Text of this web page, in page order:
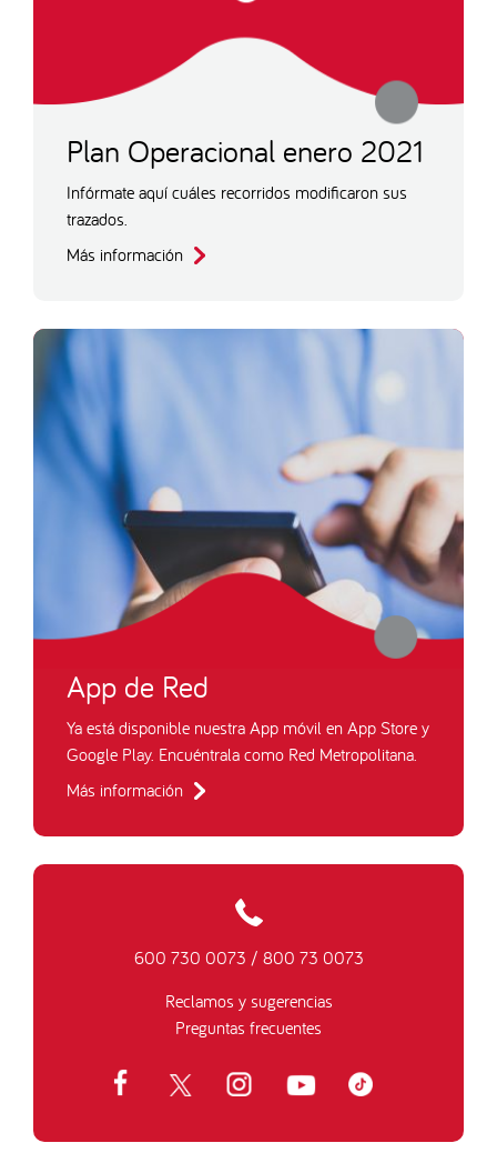
Plan Operacional enero 2021
Infórmate aquí cuáles recorridos modificaron sus
trazados.
Más información
App de Red
Ya está disponible nuestra App móvil en App Store y
Google Play. Encuéntrala como Red Metropolitana.
Más información
600 730 0073 / 800 73 0073
Reclamos y sugerencias
Preguntas frecuentes